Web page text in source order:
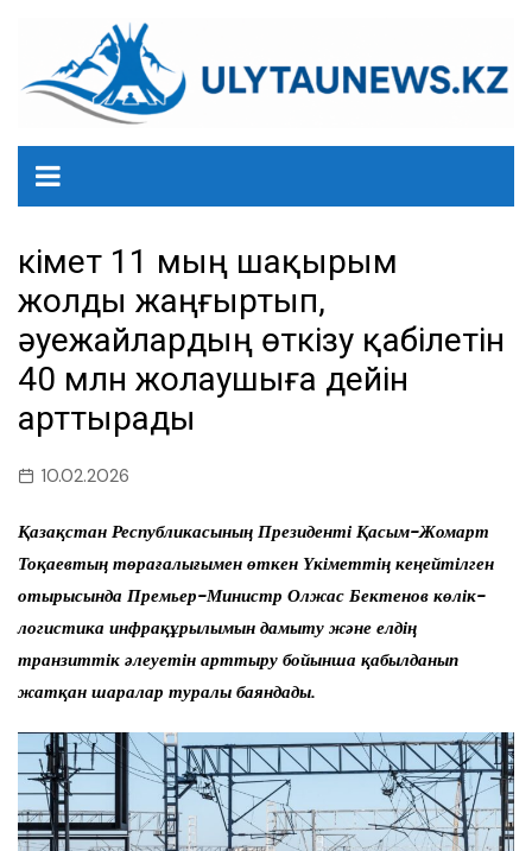
содержанию
Үкімет 11 мың шақырым
жолды жаңғыртып,
әуежайлардың өткізу қабілетін
40 млн жолаушыға дейін
арттырады
10.02.2026
Қазақстан Республикасының Президенті Қасым-Жомарт
Тоқаевтың төрағалығымен өткен Үкіметтің кеңейтілген
отырысында Премьер-Министр Олжас Бектенов көлік-
логистика инфрақұрылымын дамыту және елдің
транзиттік әлеуетін арттыру бойынша қабылданып
жатқан шаралар туралы баяндады.